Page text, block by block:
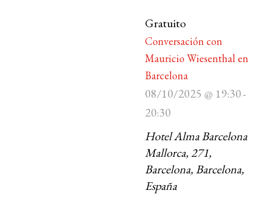
MI CUENTA
BUSCAR
LISTA DE LIBROS
Gratuito
Conversación con
Mauricio Wiesenthal en
Barcelona
08/10/2025 @ 19:30-
20:30
Hotel Alma Barcelona
Mallorca, 271,
Barcelona, Barcelona,
España